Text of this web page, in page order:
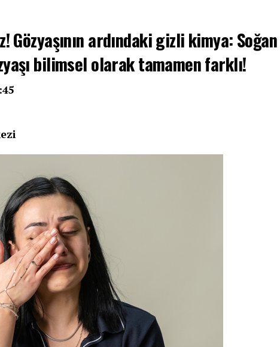
Gözyaşının ardındaki gizli kimya: Soğan
bilimsel olarak tamamen farklı!